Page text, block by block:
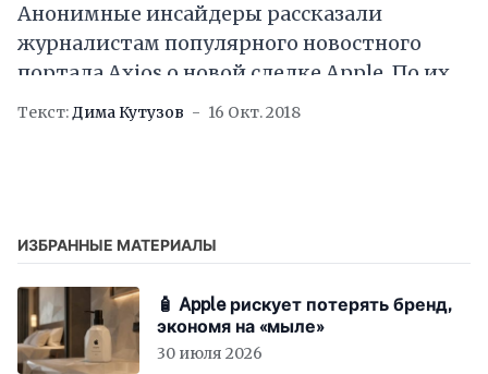
Анонимные инсайдеры рассказали
журналистам популярного новостного
портала Axios о новой сделке Apple. По их
данным, компания недавно купила Asaii —
Текст:Дима Кутузов 16 Окт. 2018
ИЗБРАННЫЕ МАТЕРИАЛЫ
🧴 Apple рискует потерять бренд,
экономя на «мыле»
30 июля 2026